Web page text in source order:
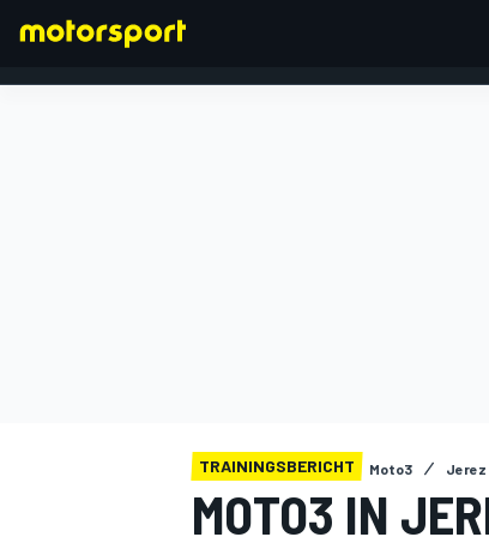
TRAININGSBERICHT Moto3 Jerez
MOTO3 IN